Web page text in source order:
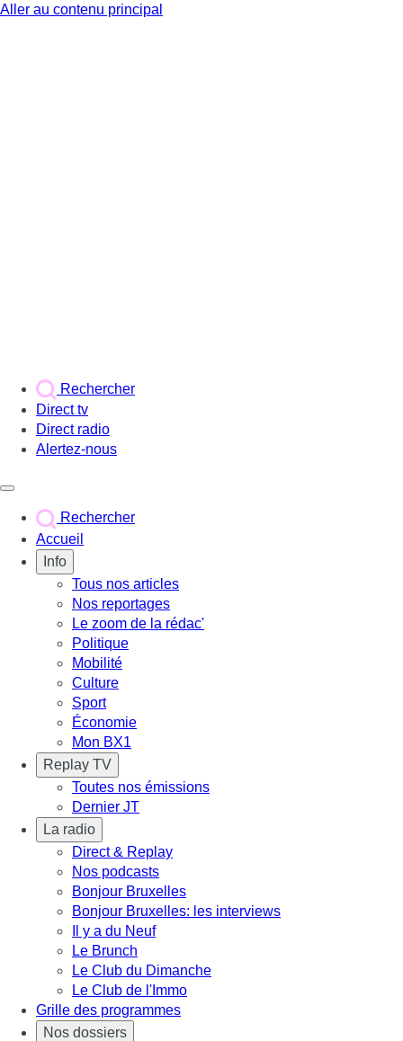
Aller au contenu principal
Rechercher
Direct tv
Direct radio
Alertez-nous
Rechercher
Accueil
Info
Tous nos articles
Nos reportages
Le zoom de la rédac'
Politique
Mobilité
Culture
Sport
Économie
Mon BX1
Replay TV
Toutes nos émissions
Dernier JT
La radio
Direct & Replay
Nos podcasts
Bonjour Bruxelles
Bonjour Bruxelles: les interviews
Il y a du Neuf
Le Brunch
Le Club du Dimanche
Le Club de l'Immo
Grille des programmes
Nos dossiers